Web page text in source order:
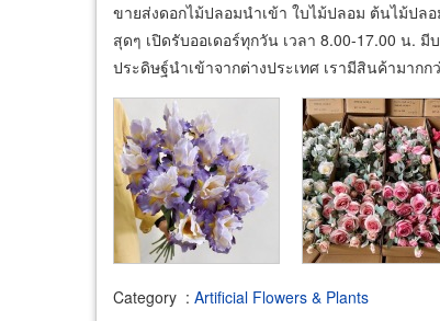
ขายส่งดอกไม้ปลอมนำเข้า ใบไม้ปลอม ต้นไม้ปล
สุดๆ เปิดรับออเดอร์ทุกวัน เวลา 8.00-17.00 น.
ประดิษฐ์นำเข้าจากต่างประเทศ เรามีสินค้ามาก
Category : Artificial Flowers & Plants